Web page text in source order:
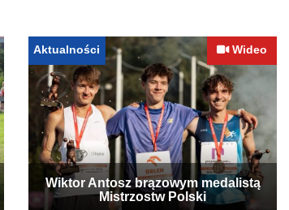
Aktualności Wideo
Wiktor Antosz brązowym medalistą
Mistrzostw Polski